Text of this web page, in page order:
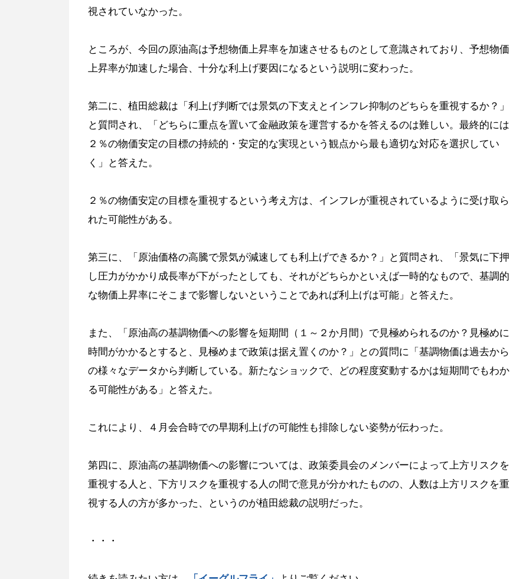
視されていなかった。
ところが、今回の原油高は予想物価上昇率を加速させるものとして意識されており、予想物価
上昇率が加速した場合、十分な利上げ要因になるという説明に変わった。
第二に、植田総裁は「利上げ判断では景気の下支えとインフレ抑制のどちらを重視するか？」
と質問され、「どちらに重点を置いて金融政策を運営するかを答えるのは難しい。最終的には
２％の物価安定の目標の持続的・安定的な実現という観点から最も適切な対応を選択してい
く」と答えた。
２％の物価安定の目標を重視するという考え方は、インフレが重視されているように受け取ら
れた可能性がある。
第三に、「原油価格の高騰で景気が減速しても利上げできるか？」と質問され、「景気に下押
し圧力がかかり成長率が下がったとしても、それがどちらかといえば一時的なもので、基調的
な物価上昇率にそこまで影響しないということであれば利上げは可能」と答えた。
また、「原油高の基調物価への影響を短期間（１～２か月間）で見極められるのか？見極めに
時間がかかるとすると、見極めまで政策は据え置くのか？」との質問に「基調物価は過去から
の様々なデータから判断している。新たなショックで、どの程度変動するかは短期間でもわか
る可能性がある」と答えた。
これにより、４月会合時での早期利上げの可能性も排除しない姿勢が伝わった。
第四に、原油高の基調物価への影響については、政策委員会のメンバーによって上方リスクを
重視する人と、下方リスクを重視する人の間で意見が分かれたものの、人数は上方リスクを重
視する人の方が多かった、というのが植田総裁の説明だった。
・・・